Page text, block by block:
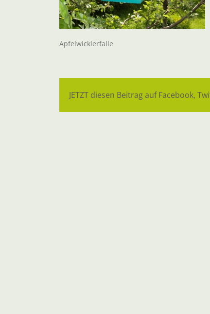
Apfelwicklerfalle
JETZT diesen Beitrag auf Facebook,